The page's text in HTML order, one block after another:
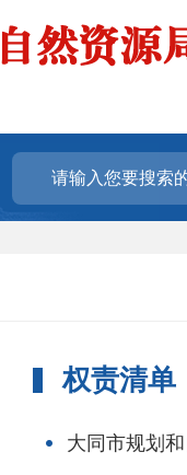
权责清单
大同市规划